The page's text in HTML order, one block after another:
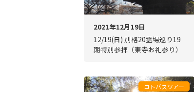
2021年12月19日
12/19(日) 別格20霊場巡り19
期特別参拝（東寺お礼参り）
コトバスツアー